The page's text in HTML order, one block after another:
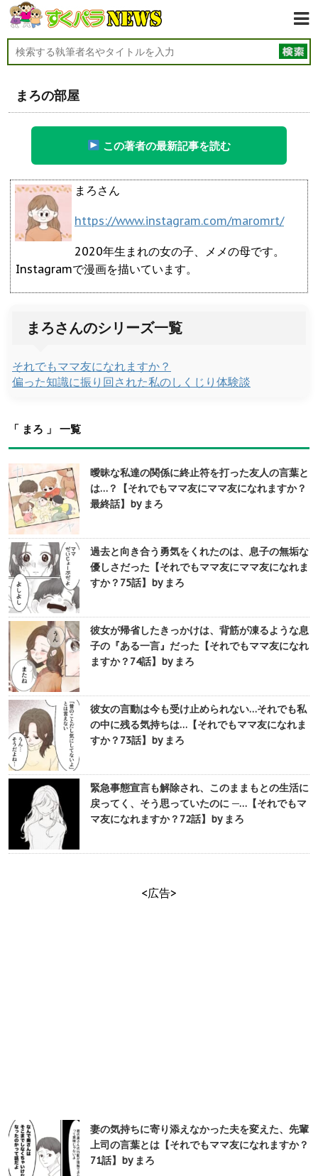
まろの部屋
この著者の最新記事を読む
まろさん
https://www.instagram.com/maromrt/
2020年生まれの女の子、メメの母です。
Instagramで漫画を描いています。
まろさんのシリーズ一覧
それでもママ友になれますか？
偏った知識に振り回された私のしくじり体験談
「 まろ 」 一覧
曖昧な私達の関係に終止符を打った友人の言葉と
は…？【それでもママ友にママ友になれますか？
最終話】by まろ
過去と向き合う勇気をくれたのは、息子の無垢な
優しさだった【それでもママ友にママ友になれま
すか？75話】by まろ
彼女が帰省したきっかけは、背筋が凍るような息
子の『ある一言』だった【それでもママ友になれ
ますか？74話】by まろ
彼女の言動は今も受け止められない…それでも私
の中に残る気持ちは…【それでもママ友になれま
すか？73話】by まろ
緊急事態宣言も解除され、このままもとの生活に
戻ってく、そう思っていたのに ─…【それでもマ
マ友になれますか？72話】by まろ
<広告>
妻の気持ちに寄り添えなかった夫を変えた、先輩
上司の言葉とは【それでもママ友になれますか？
71話】by まろ